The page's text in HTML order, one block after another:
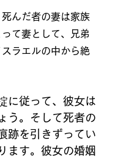
んだ者の妻は家族
て妻として、兄弟
ラエルの中から絶
に従って、彼女は
う。そして死者の
跡を引きずってい
ます。彼女の婚姻